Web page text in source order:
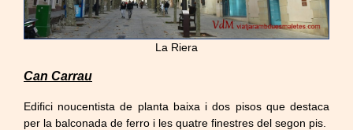
La Riera
Can Carrau
Edifici noucentista de planta baixa i dos pisos que destaca
per la balconada de ferro i les quatre finestres del segon pis.